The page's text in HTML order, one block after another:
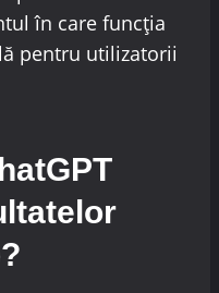
în care funcția
pentru utilizatorii